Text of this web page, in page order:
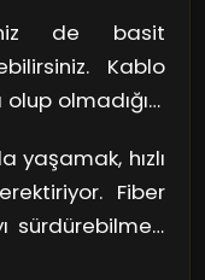
edin. Sorun
bir arıza
hizmet
kaydedip,
ki, Çukurcuma
göz önünde
sürenizi
de basit
Kablo
olmadığını
izolasyon
bu tür geçici
yaşamak, hızlı
Fiber
sürdürebilmek,